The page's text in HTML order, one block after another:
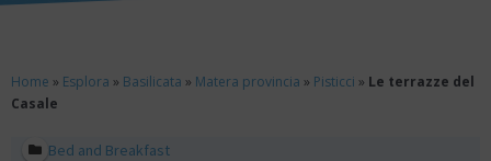
Home » Esplora » Basilicata » Matera provincia » Pisticci » Le terrazze del
Casale
Bed and Breakfast